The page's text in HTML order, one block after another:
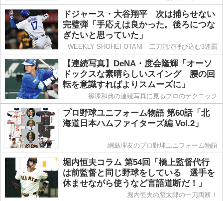
ドジャース・大谷翔平 次は捕らせない
完璧弾「手応えは良かった。後ろにつな
ぎたいと思っていた」
WEEKLY SHOHEI OTANI 二刀流で呼び込む3連覇
【連続写真】DeNA・度会隆輝「オーソ
ドックスな素晴らしいスイング 腰の回
転を意識すればよりスムーズに」
篠塚和典の連続写真に見るプロのテクニック
プロ野球ユニフォーム物語 第60話「北
海道日本ハムファイターズ編 Vol.2」
綱島理友のプロ野球ユニフォーム物語
堀内恒夫コラム 第54回「橋上監督代行
は前監督と同じ野球をしている 選手を
休ませながら使うなど言語道断だ！」
堀内恒夫の悪太郎の一刀両断！